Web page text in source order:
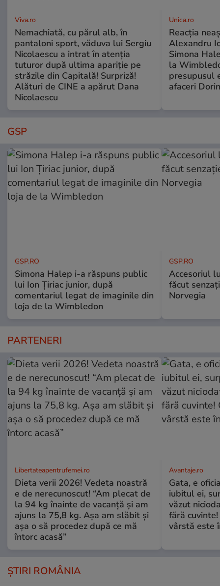
Viva.ro
Nemachiată, cu părul alb, în
pantaloni sport, văduva lui Sergiu
Nicolaescu a intrat în atenția
tuturor după ultima apariție pe
străzile din Capitală! Surpriză!
Alături de CINE a apărut Dana
Nicolaescu
Unica.ro
Reacția
Alexandru
Simona
la
presupusul
afaceri
GSP
GSP.RO
Simona Halep i-a răspuns public
lui Ion Țiriac junior, după
comentariul legat de imaginile din
loja de la Wimbledon
GSP.RO
Accesoriul
făcut
Norvegia
PARTENERI
Libertateapentrufemei.ro
Dieta verii 2026! Vedeta noastră
e de nerecunoscut! “Am plecat de
la 94 kg înainte de vacanță și am
ajuns la 75,8 kg. Așa am slăbit și
așa o să procedez după ce mă
întorc acasă”
Avantaje.ro
Gata, e
iubitul ei,
văzut
fără
vârstă este
ȘTIRI ROMÂNIA